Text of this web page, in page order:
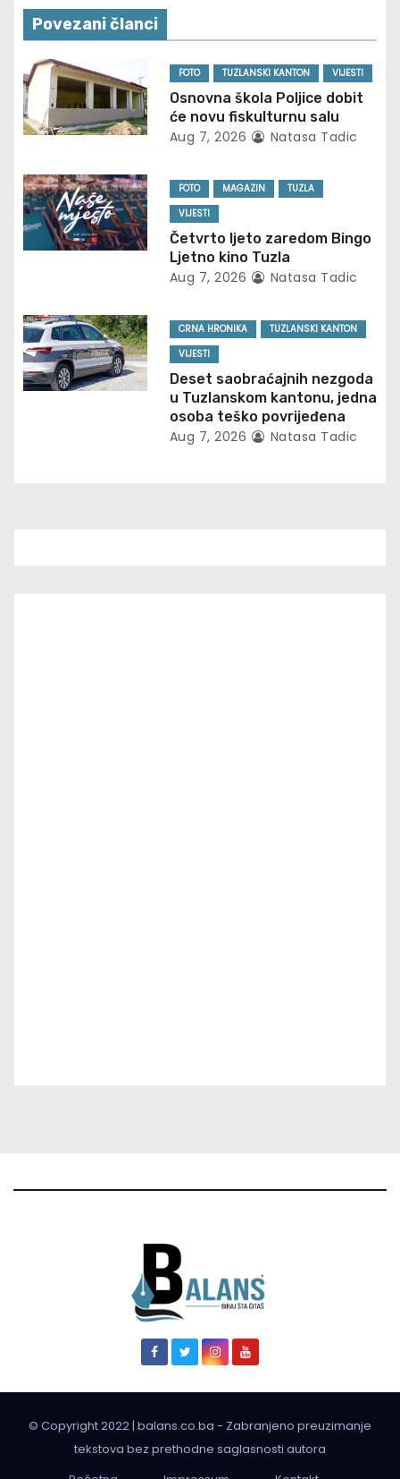
t
n
a
v
i
g
a
i
o
n
Povezani članci
FOTO TUZLANSKI KANTON VIJESTI
Osnovna škola Poljice dobit
će novu fiskulturnu salu
Aug 7, 2026 Natasa Tadic
FOTO MAGAZIN
TUZLA
VIJESTI
Četvrto ljeto zaredom Bingo
Ljetno kino Tuzla
Aug 7, 2026 Natasa Tadic
CRNA HRONIKA
TUZLANSKI KANTON
VIJESTI
Deset saobraćajnih nezgoda
u Tuzlanskom kantonu, jedna
osoba teško povrijeđena
Aug 7, 2026 Natasa Tadic
© Copyright 2022 | balans.co.ba - Zabranjeno preuzimanje
tekstova bez prethodne saglasnosti autora